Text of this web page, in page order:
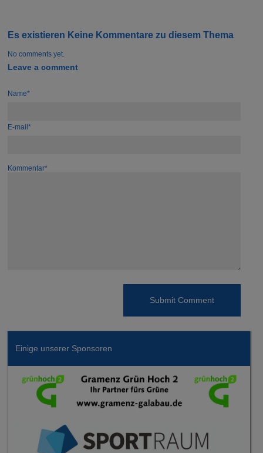
Es existieren Keine Kommentare zu diesem Thema
No comments yet.
Leave a comment
Name*
E-mail*
Kommentar*
Einige unserer Sponsoren